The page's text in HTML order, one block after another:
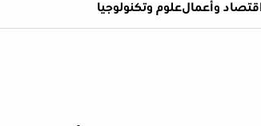
اقتصاد وأعمالعلوم وتكنولوجيا